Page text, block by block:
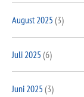
August 2025 (3)
Juli 2025 (6)
Juni 2025 (3)